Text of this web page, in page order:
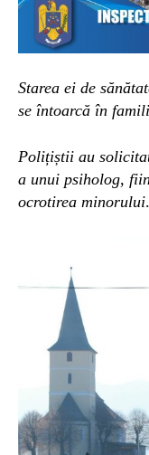
Starea ei de
se întoarcă în
Polițiștii au
a unui psiholog,
ocrotirea minorului.